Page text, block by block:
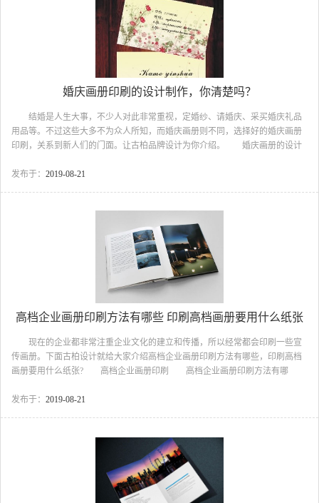
特殊要求指示，这是制版的前置作业。 3.制片输...
婚庆画册印刷的设计制作，你清楚吗？
结婚是人生大事，不少人对此非常重视，定婚纱、请婚庆、采买婚庆礼品
用品等。不过这些大多不为众人所知，而婚庆画册则不同，选择好的婚庆画册
印刷，关系到新人们的门面。让古柏品牌设计为你介绍。 婚庆画册的设计
产生记忆或者印象，不论好与坏拒绝面面俱到。对平面视觉设计的精简度要有
下心来去读。让这本小册成为人们的一本实用工具手册。内...
发布于： 2019-08-21
高档企业画册印刷方法有哪些 印刷高档画册要用什么纸张
现在的企业都非常注重企业文化的建立和传播，所以经常都会印刷一些宣
传画册。下面古柏设计就给大家介绍高档企业画册印刷方法有哪些，印刷高档
画册要用什么纸张? 高档企业画册印刷 高档企业画册印刷方法有哪
成，另外一种是先印刷面纸，之后再对面纸进行裱贴。由于间接印刷方式是对
位，但裱贴加工效率较低。据古柏设计了解，该方式在国外市场应用较多，已
相对成熟，生产时采用改进的胶版印刷机即可。 高档企业画册印刷...
发布于： 2019-08-21